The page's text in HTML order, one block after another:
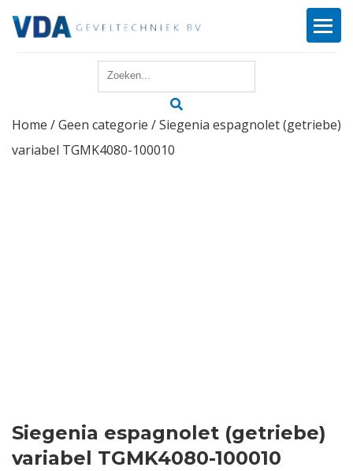
Reparatie
Login
Home /Geen categorie / Siegenia espagnolet (getriebe)
variabel TGMK4080-100010
Siegenia espagnolet (getriebe)
variabel TGMK4080-100010